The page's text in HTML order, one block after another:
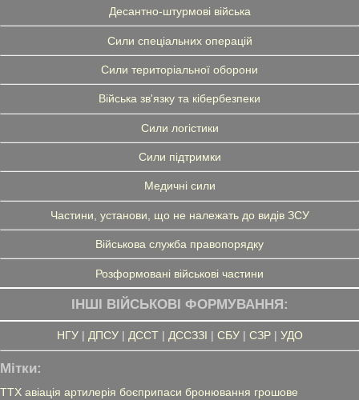
Десантно-штурмові війська
Сили спеціальних операцій
Сили територіальної оборони
Війська зв'язку та кібербезпеки
Сили логістики
Сили підтримки
Медичні сили
Частини, установи, що не належать до видів ЗСУ
Військова служба правопорядку
Розформовані військові частини
ІНШІ ВІЙСЬКОВІ ФОРМУВАННЯ:
НГУ| ДПСУ| ДССТ| ДССЗЗІ | СБУ| СЗР| УДО
Мітки:
ТТХ авіація артилерія боєприпаси бронювання грошове